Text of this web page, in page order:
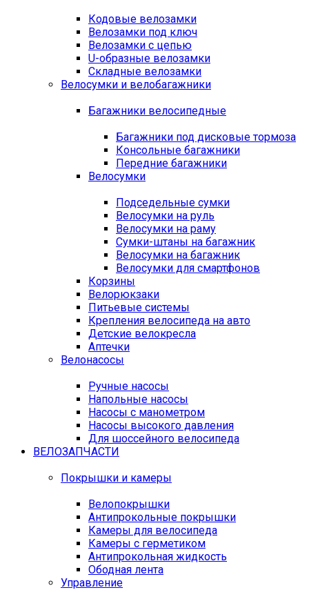
Кодовые велозамки
Велозамки под ключ
Велозамки с цепью
U-образные велозамки
Складные велозамки
Велосумки и велобагажники
Багажники велосипедные
Багажники под дисковые тормоза
Консольные багажники
Передние багажники
Велосумки
Подседельные сумки
Велосумки на руль
Велосумки на раму
Сумки-штаны на багажник
Велосумки на багажник
Велосумки для смартфонов
Корзины
Велорюкзаки
Питьевые системы
Крепления велосипеда на авто
Детские велокресла
Аптечки
Велонасосы
Ручные насосы
Напольные насосы
Насосы с манометром
Насосы высокого давления
Для шоссейного велосипеда
ВЕЛОЗАПЧАСТИ
Покрышки и камеры
Велопокрышки
Антипрокольные покрышки
Камеры для велосипеда
Камеры с герметиком
Антипрокольная жидкость
Ободная лента
Управление